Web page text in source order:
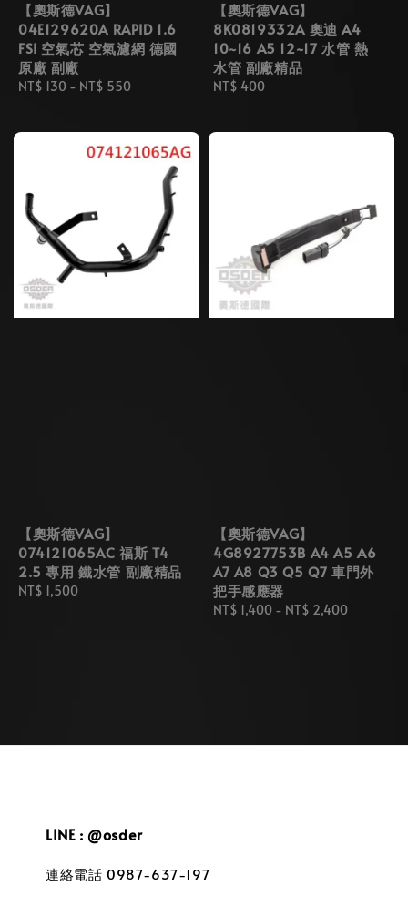
【奧斯德VAG】
04E129620A RAPID 1.6
FSI 空氣芯 空氣濾網 德國
原廠 副廠
Regular
NT$ 130 - NT$ 550
【奧斯德VAG】
8K0819332A 奧迪 A4
10~16 A5 12~17 水管 熱
水管 副廠精品
Regular
NT$ 400
【奧斯德VAG】
074121065AC 福斯 T4
2.5 專用 鐵水管 副廠精品
Regular
NT$ 1,500
【奧斯德VAG】
4G8927753B A4 A5 A6
A7 A8 Q3 Q5 Q7 車門外
把手感應器
Regular
NT$ 1,400 - NT$ 2,400
LINE : @osder
連絡電話 0987-637-197